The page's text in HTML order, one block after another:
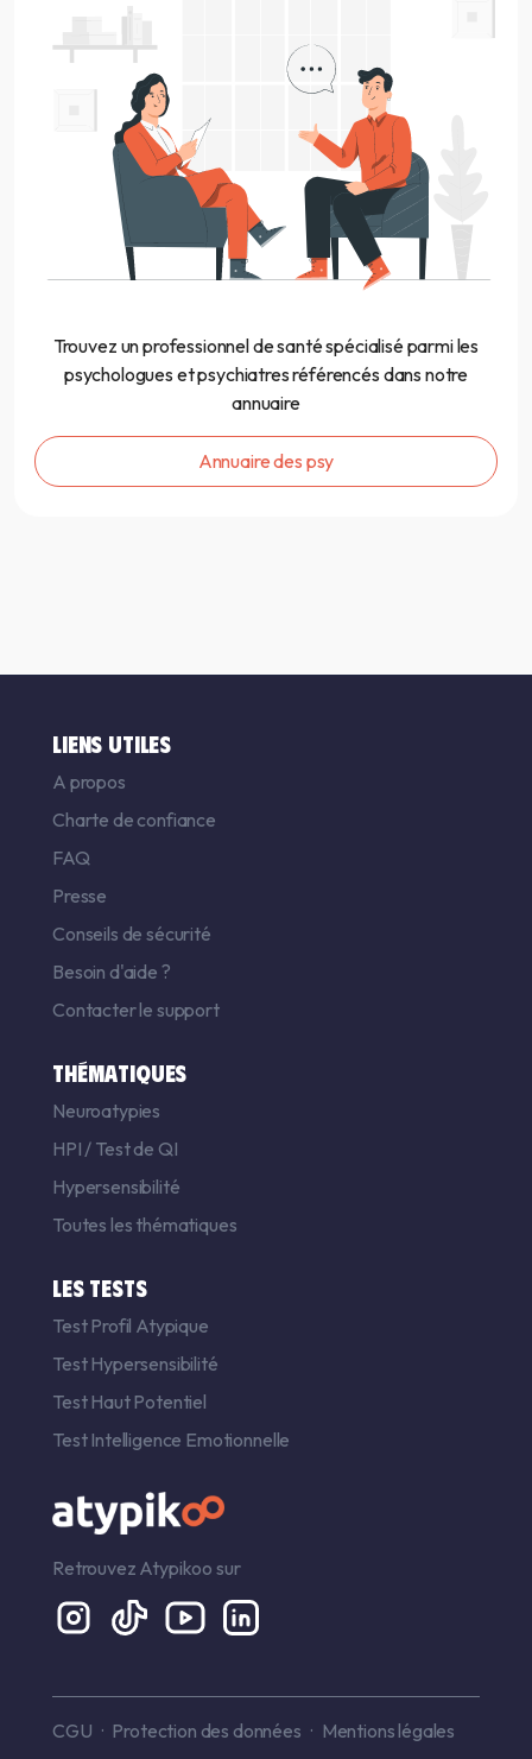
Trouvez un professionnel de santé spécialisé parmi les
psychologues et psychiatres référencés dans notre
annuaire
Annuaire des psy
LIENS UTILES
A propos
Charte de confiance
FAQ
Presse
Conseils de sécurité
Besoin d'aide ?
Contacter le support
THÉMATIQUES
Neuroatypies
HPI / Test de QI
Hypersensibilité
Toutes les thématiques
LES TESTS
Test Profil Atypique
Test Hypersensibilité
Test Haut Potentiel
Test Intelligence Emotionnelle
Retrouvez Atypikoo sur
CGU Protection des données Mentions légales